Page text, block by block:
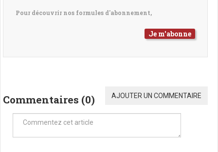
Pour découvrir nos formules d'abonnement,
Je m'abonne
Commentaires (0) AJOUTER UN COMMENTAIRE